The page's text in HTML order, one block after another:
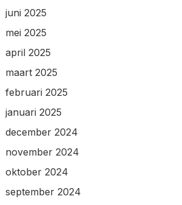
juni 2025
mei 2025
april 2025
maart 2025
februari 2025
januari 2025
december 2024
november 2024
oktober 2024
september 2024